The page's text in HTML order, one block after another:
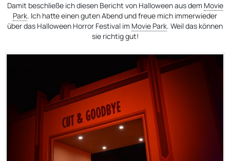
Damit beschließe ich diesen Bericht von Halloween aus dem Movie
Park. Ich hatte einen guten Abend und freue mich immerwieder
über das Halloween Horror Festival im Movie Park. Weil das können
sie richtig gut!